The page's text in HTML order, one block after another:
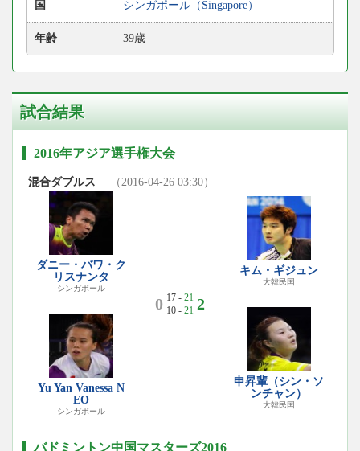
国 シンガポール（Singapore）
年齢 39歳
試合結果
2016年アジア選手権大会
混合ダブルス （2016-04-26 03:30）
ダニー・バワ・ク
リスナンタ
シンガポール
Yu Yan Vanessa N
EO
シンガポール
0 17 - 21
10 - 21 2
キム・ギジュン
大韓民国
申昇輩（シン・ソ
ンチャン）
大韓民国
バドミントン中国マスターズ2016